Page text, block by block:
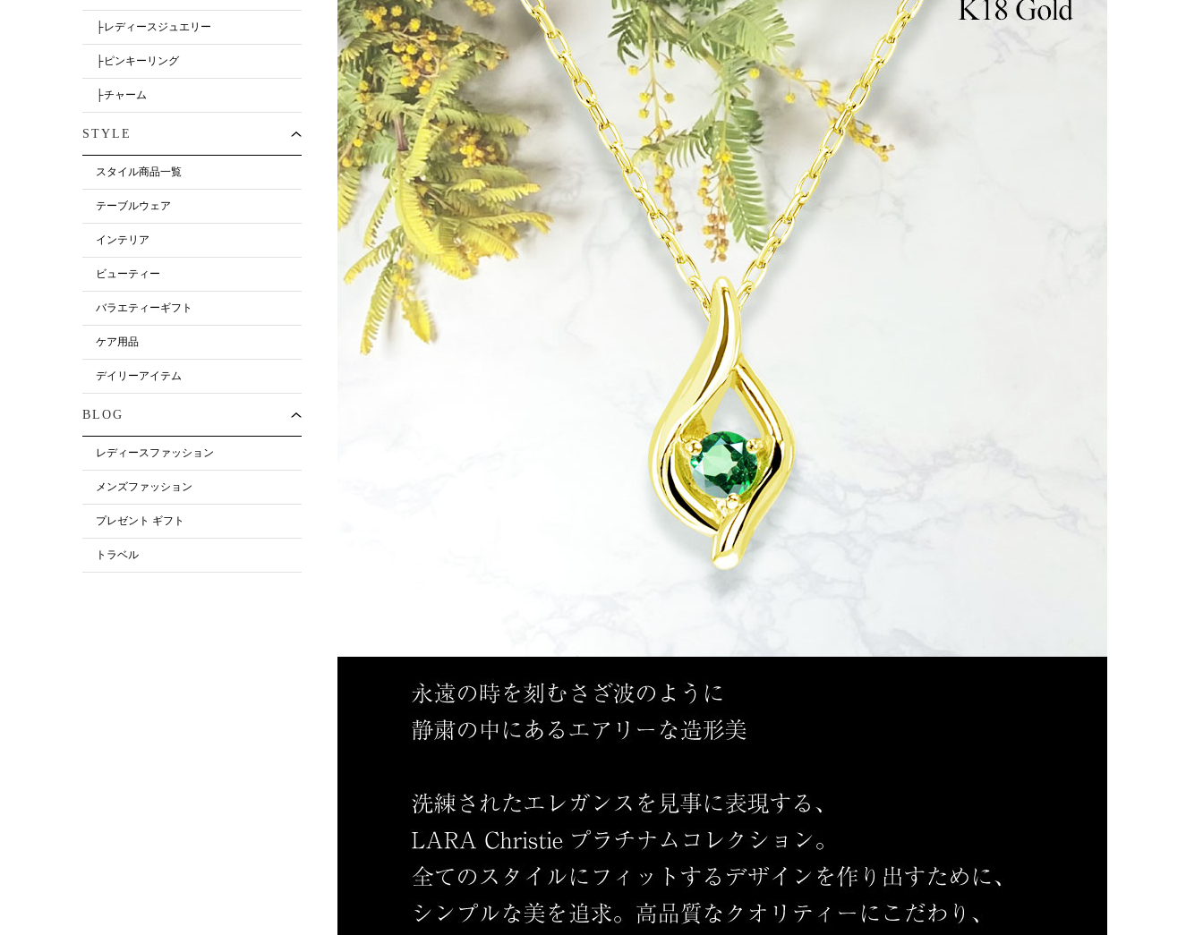
├レディースジュエリー
├ピンキーリング
├チャーム
STYLE
スタイル商品一覧
テーブルウェア
インテリア
ビューティー
バラエティーギフト
ケア用品
デイリーアイテム
BLOG
レディースファッション
メンズファッション
プレゼント ギフト
トラベル